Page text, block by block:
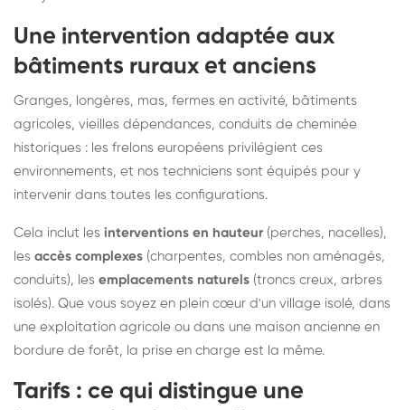
Une intervention adaptée aux
bâtiments ruraux et anciens
Granges, longères, mas, fermes en activité, bâtiments
agricoles, vieilles dépendances, conduits de cheminée
historiques : les frelons européens privilégient ces
environnements, et nos techniciens sont équipés pour y
intervenir dans toutes les configurations.
Cela inclut les interventions en hauteur (perches, nacelles),
les accès complexes (charpentes, combles non aménagés,
conduits), les emplacements naturels (troncs creux, arbres
isolés). Que vous soyez en plein cœur d'un village isolé, dans
une exploitation agricole ou dans une maison ancienne en
bordure de forêt, la prise en charge est la même.
Tarifs : ce qui distingue une